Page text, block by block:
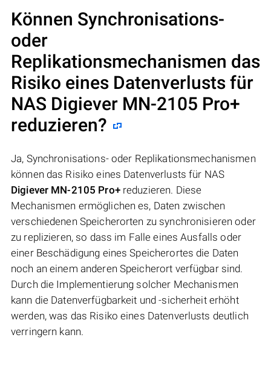
Können Synchronisations-
oder
Replikationsmechanismen das
Risiko eines Datenverlusts für
NAS Digiever MN-2105 Pro+
reduzieren?
Ja, Synchronisations- oder Replikationsmechanismen
können das Risiko eines Datenverlusts für NAS
Digiever MN-2105 Pro+reduzieren. Diese
Mechanismen ermöglichen es, Daten zwischen
verschiedenen Speicherorten zu synchronisieren oder
zu replizieren, so dass im Falle eines Ausfalls oder
einer Beschädigung eines Speicherortes die Daten
noch an einem anderen Speicherort verfügbar sind.
Durch die Implementierung solcher Mechanismen
kann die Datenverfügbarkeit und -sicherheit erhöht
werden, was das Risiko eines Datenverlusts deutlich
verringern kann.